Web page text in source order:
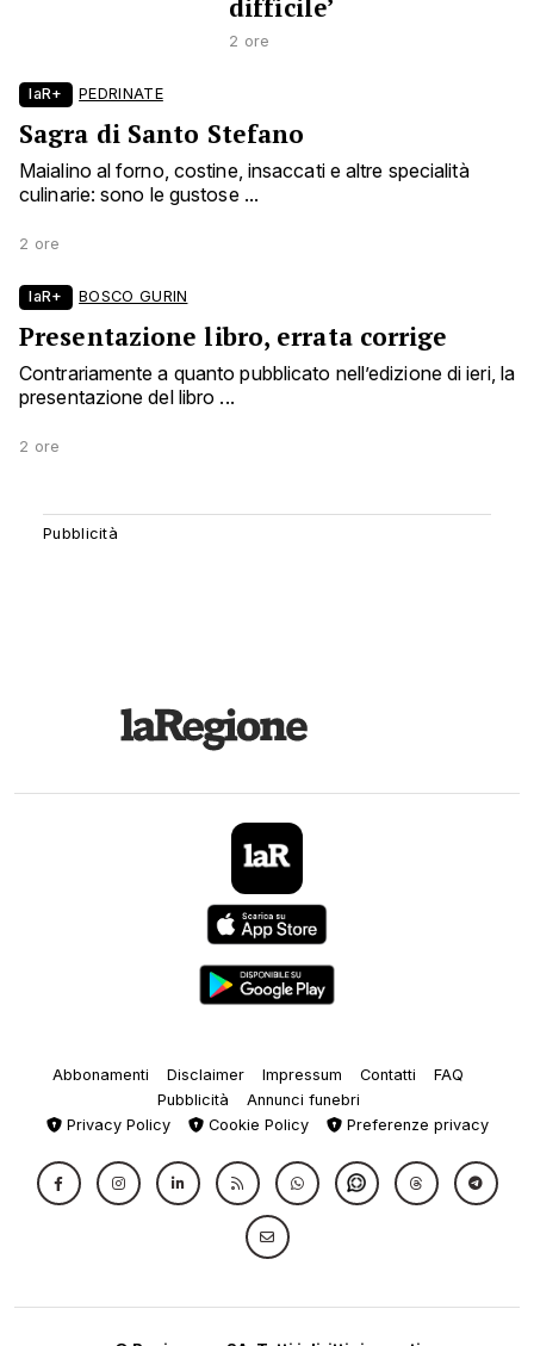
difficile’
2 ore
laR+ PEDRINATE
Sagra di Santo Stefano
Maialino al forno, costine, insaccati e altre specialità
culinarie: sono le gustose ...
2 ore
laR+ BOSCO GURIN
Presentazione libro, errata corrige
Contrariamente a quanto pubblicato nell’edizione di ieri, la
presentazione del libro ...
2 ore
Abbonamenti Disclaimer Impressum Contatti
FAQ
Pubblicità
Annunci funebri
Privacy Policy
Cookie Policy Preferenze privacy